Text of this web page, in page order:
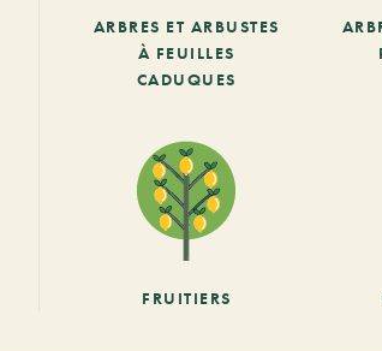
ARBRES ET ARBUSTES
À FEUILLES
CADUQUES
FRUITIERS